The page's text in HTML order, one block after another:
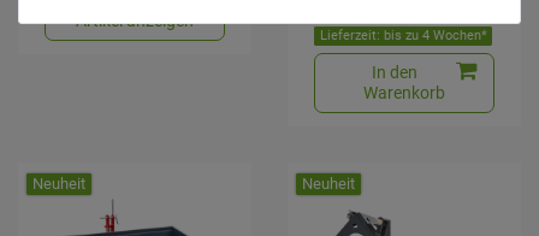
Artikel anzeigen
Lieferzeit: bis zu 4 Wochen*
In den
Warenkorb
Neuheit Neuheit